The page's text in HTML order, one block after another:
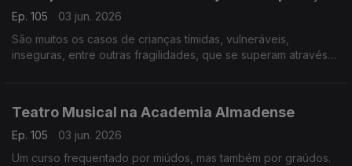
Ep. 105
03 jun. 2026
São muitos os casos de crianças tímidas, vulneráveis,
inseguras, entre outras fragilidades, que se superam através
Teatro Musical na Academia Almadense
Ep. 105
03 jun. 2026
Um curso frequentado por miúdos, mas também por graúdos.